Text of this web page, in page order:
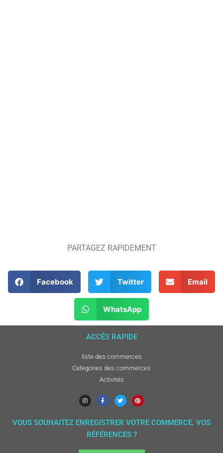
PARTAGEZ RAPIDEMENT
Facebook Twitter Email
WhatsApp
ACCÈS RAPIDE
liste des commerces
Categories des commerces
Activités
VOUS SOUHAITEZ ENREGISTRER VOTRE COMMERCE, VOS
RÉFÉRENCES ?